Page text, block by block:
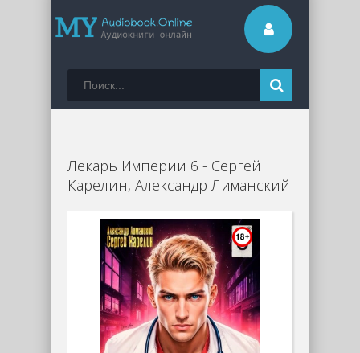
Лекарь Империи 6 - Сергей
Карелин, Александр Лиманский